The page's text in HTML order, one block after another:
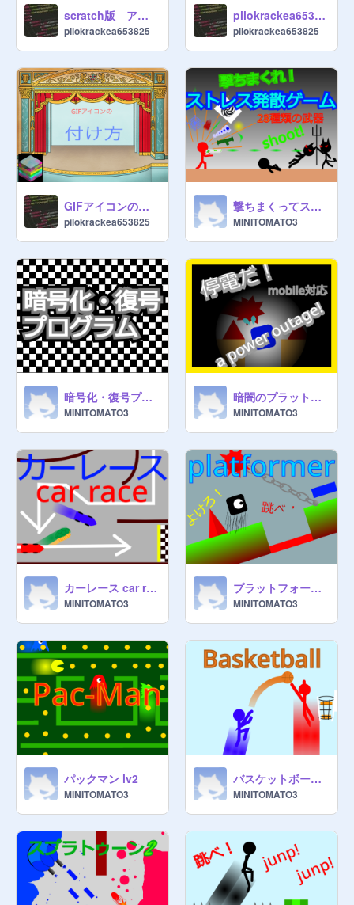
scratch版 アンチパイラシースクリーン
pilokrackea653825
pilokrackea653825のオンライン状態
pilokrackea653825
GIFアイコンの付け方 ー知らない人必見シリーズ①
pilokrackea653825
撃ちまくってストレス発散しよう！
MINITOMATO3
暗号化・復号プログラム
MINITOMATO3
暗闇のプラットフォーマー
MINITOMATO3
カーレース car race マリオカート？
MINITOMATO3
プラットフォーマー cloudy
MINITOMATO3
パックマン lv2
MINITOMATO3
バスケットボール basketball
MINITOMATO3